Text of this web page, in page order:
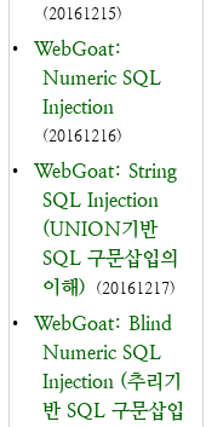
(20161215)
•
WebGoat:
Numeric SQL
Injection
(20161216)
•
WebGoat: String
SQL Injection
(UNION기반
SQL 구문삽입의
이해)
(20161217)
•
WebGoat: Blind
Numeric SQL
Injection (추리기
반 SQL 구문삽입